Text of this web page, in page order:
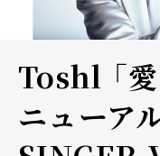
Toshl 「
ニューア